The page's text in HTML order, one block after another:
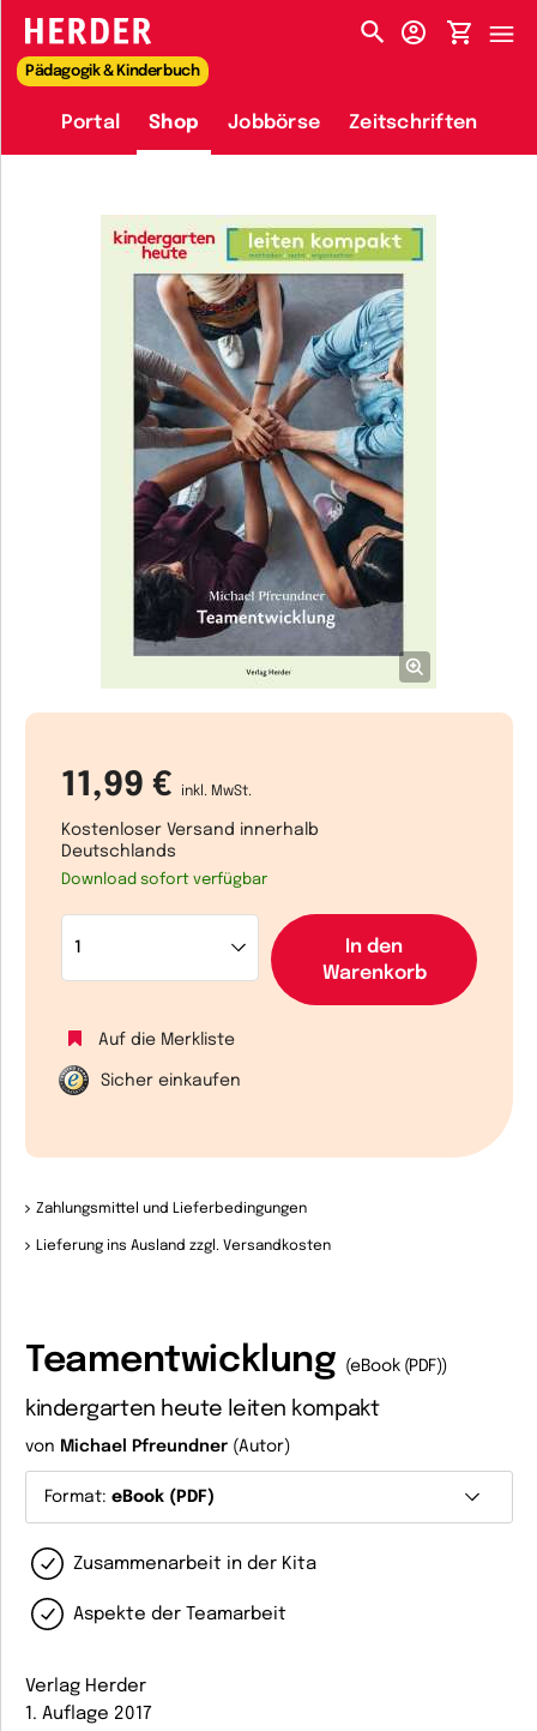
HERDER-MENÜ
Pädagogik & Kinderbuch
Portal Shop Jobbörse Zeitschriften
11,99 € inkl. MwSt.
Kostenloser Versand innerhalb
Deutschlands
Download sofort verfügbar
In den
Warenkorb
Auf die Merkliste
Sicher einkaufen
Zahlungsmittel und Lieferbedingungen
Lieferung ins Ausland zzgl. Versandkosten
Teamentwicklung (eBook (PDF))
kindergarten heute leiten kompakt
von Michael Pfreundner (Autor)
Format: eBook (PDF)
Zusammenarbeit in der Kita
Aspekte der Teamarbeit
Verlag Herder
1. Auflage 2017